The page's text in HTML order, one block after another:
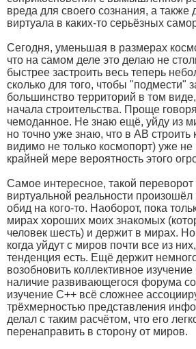
вреда для своего сознания, а также
виртуала в каких-то серьёзных
Сегодня, уменьшая в размерах
что на самом деле это делаю не
быстрее застроить весь теперь
сколько для того, чтобы "подмести"
большинство территорий в том
начала строительства. Проще
чемоданное. Не знаю ещё, уйду из
но точно уже знаю, что в АВ строить
видимо не только космопорт) уже не
крайней мере вероятность этого
Самое интересное, такой переворот
виртуальной реальности произошёл
обид на кого-то. Наоборот, пока
мирах хороших моих знакомых
человек шесть) и держит в мирах. Но
когда уйдут с миров почти все из
тенденция есть. Ещё держит
возобновить коллективное
наличие развивающегося форума
изучение С++ всё сложнее
трёхмерностью представления
делал с таким расчётом, что его
перенаправить в сторону от миров.